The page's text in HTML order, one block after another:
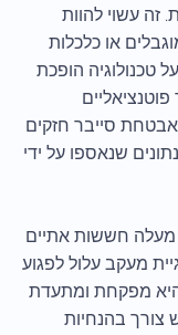
עשוי להוות
או כלכלות
הופכת
אבטחת סייבר חזקים
שנאספו על ידי
היישום של Blue Sonic Border מעלה חששות אתיים
מעקב עלול לפגוע
היא מפקחת ומתעדת
צורך בהנחיות